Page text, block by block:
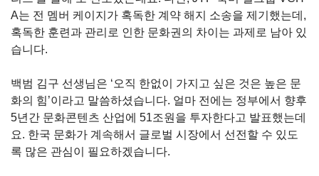
A는 전 멤버 케이지가 혹독한 계약 해지 소송을 제기했는데,
혹독한 훈련과 관리로 인한 문화권의 차이는 과제로 남아 있
습니다.
백범 김구 선생님은 ‘오직 한없이 가지고 싶은 것은 높은 문
화의 힘’이라고 말씀하셨습니다. 얼마 전에는 정부에서 향후
5년간 문화콘텐츠 산업에 51조원을 투자한다고 발표했는데
요. 한국 문화가 계속해서 글로벌 시장에서 선전할 수 있도
록 많은 관심이 필요하겠습니다.